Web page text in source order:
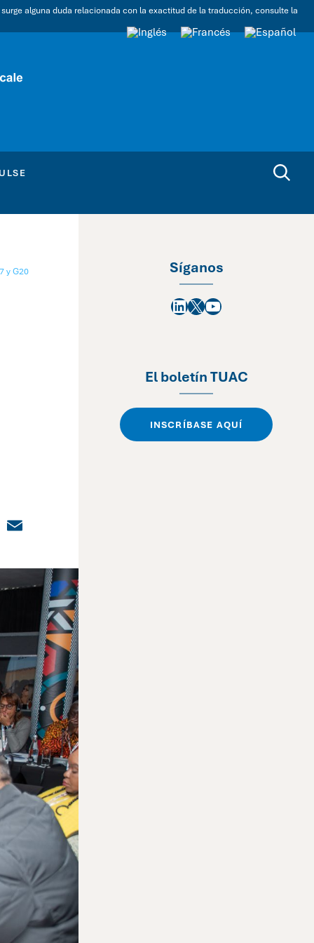
alguna duda relacionada con la exactitud de la traducción, consulte la
y G20 Síganos
LinkedIn
X YouTube
El boletín TUAC
INSCRÍBASE AQUÍ